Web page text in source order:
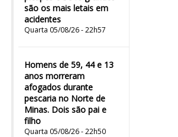
são os mais letais em
acidentes
Quarta 05/08/26 - 22h57
Homens de 59, 44 e 13
anos morreram
afogados durante
pescaria no Norte de
Minas. Dois são pai e
filho
Quarta 05/08/26 - 22h50